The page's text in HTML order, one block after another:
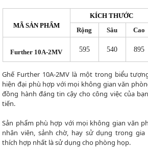
MÃ SẢN PHẨM
KÍCH THƯỚC
Rộng Sâu Cao
Further 10A-2MV 595 540 895
Ghế Further 10A-2MV là một trong biểu
hiện đại phù hợp với mọi không gian văn
đồng hành đáng tin cậy cho công việc của
tiến.
Sản phẩm phù hợp với mọi không gian văn
nhân viên, sảnh chờ, hay sử dụng trong
thích hợp nhất là sử dụng cho phòng họp.